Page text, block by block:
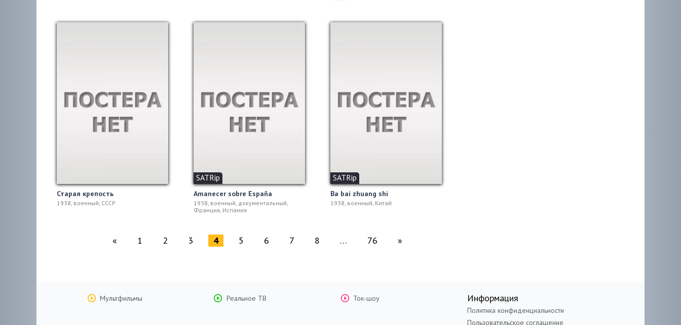
Старая крепость
1938, военный, СССР
SATRip
Amanecer sobre España
1938, военный, документальный,
Франция, Испания
SATRip
Ba bai zhuang shi
1938, военный, Китай
« 1 2 3 4 5 6 7 8 … 76 »
Мультфильмы Реальное ТВ Ток-шоу Информация
Политика конфиденциальности
Пользовательское соглашение